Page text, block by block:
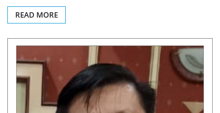
READ MORE